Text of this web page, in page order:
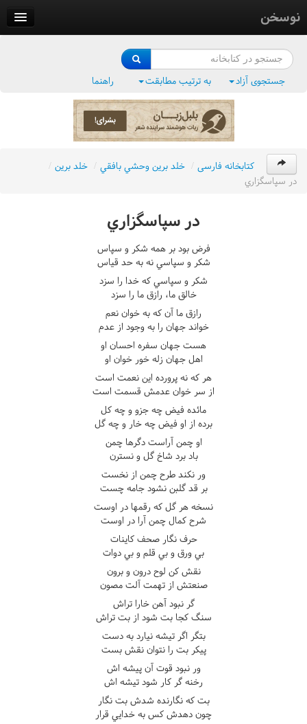
نوسخن
فرهنگ واژگان
جستجوی آزاد به ترتیب مطابقت راهنما
کتابخانه فارسی / خلد برين وحشي بافقي / خلد برين /
در سپاسگزاري
در سپاسگزاري
فرض بود بر همه شکر و سپاس
شکر و سپاسي نه به حد قياس
شکر و سپاسي که خدا را سزد
خالق ما، رازق ما را سزد
رازق ما آن که به خوان نعم
خواند جهان را به وجود از عدم
هست جهان سفره احسان او
اهل جهان زله خور خوان او
هر که نه پرورده اين نعمت است
از سر خوان عدمش قسمت است
مائده فيض چه جزو و چه کل
برده از او فيض چه خار و چه گل
او چمن آراست دگرها چمن
باد برد شاخ گل و نسترن
ور نکند طرح چمن از نخست
بر قد گلبن نشود جامه چست
نسخه هر گل که رقمها در اوست
شرح کمال چمن آرا در اوست
حرف نگار صحف کاينات
بي ورق و بي قلم و بي دوات
نقش کن لوح درون و برون
صنعتش از تهمت آلت مصون
گر نبود آهن خارا تراش
سنگ کجا بت شود از بت تراش
بتگر اگر تيشه نيارد به دست
پيکر بت را نتوان نقش بست
ور نبود قوت آن پيشه اش
رخنه گر کار شود تيشه اش
بت که نگارنده شدش بت نگار
چون دهدش کس به خدايي قرار